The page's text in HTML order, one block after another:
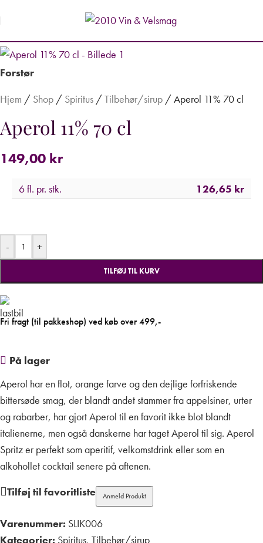
Forstør
Hjem / Shop / Spiritus / Tilbehør/sirup / Aperol 11% 70 cl
Aperol 11% 70 cl
149,00 kr
6 fl. pr. stk. 126,65 kr
- +
TILFØJ TIL KURV
Fri fragt (til pakkeshop) ved køb over 499,-
På lager
Aperol har en flot, orange farve og den dejlige forfriskende
bittersøde smag, der blandt andet stammer fra appelsiner, urter
og rabarber, har gjort Aperol til en favorit ikke blot blandt
italienerne, men også danskerne har taget Aperol til sig. Aperol
Spritz er perfekt som aperitif, velkomstdrink eller som en
alkohollet cocktail senere på aftenen.
Tilføj til favoritliste
Anmeld Produkt
Varenummer: SLIK006
Kategorier: Spiritus, Tilbehør/sirup